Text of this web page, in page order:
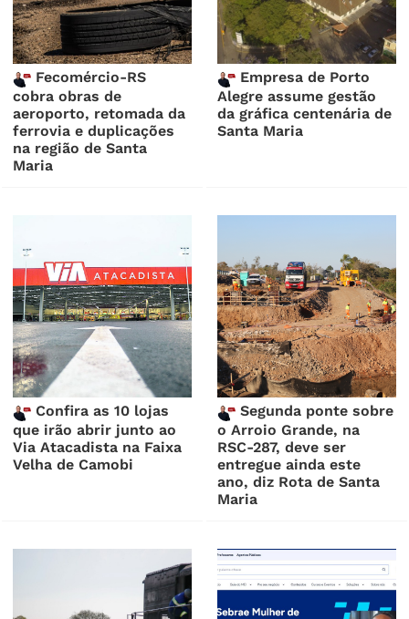
Fecomércio-RS
cobra obras de
aeroporto, retomada da
ferrovia e duplicações
na região de Santa
Maria
Empresa de Porto
Alegre assume gestão
da gráfica centenária de
Santa Maria
Confira as 10 lojas
que irão abrir junto ao
Via Atacadista na Faixa
Velha de Camobi
Segunda ponte sobre
o Arroio Grande, na
RSC-287, deve ser
entregue ainda este
ano, diz Rota de Santa
Maria